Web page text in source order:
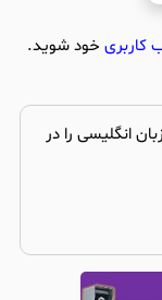
کاربری خود شوید.
انگلیسی را در